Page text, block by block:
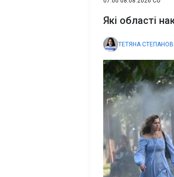
Які області
ТЕТЯНА